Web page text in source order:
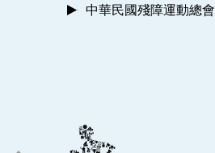
中華民國殘障運動總會